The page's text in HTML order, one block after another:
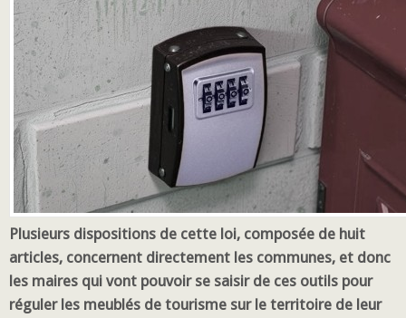
Plusieurs dispositions de cette loi, composée de huit
articles, concernent directement les communes, et donc
les maires qui vont pouvoir se saisir de ces outils pour
réguler les meublés de tourisme sur le territoire de leur